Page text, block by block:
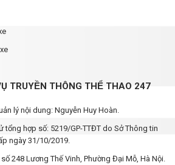
TRUYỀN THÔNG THỂ THAO 247
lý nội dung: Nguyễn Huy Hoàn.
tổng hợp số: 5219/GP-TTĐT do Sở Thông tin
ngày 31/10/2019.
248 Lương Thế Vinh, Phường Đại Mỗ, Hà Nội.